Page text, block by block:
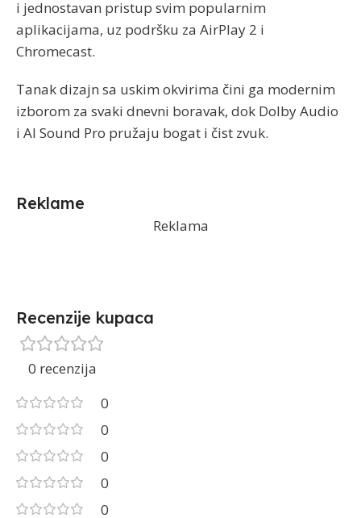
i jednostavan pristup svim popularnim
aplikacijama, uz podršku za AirPlay 2 i
Chromecast.
Tanak dizajn sa uskim okvirima čini ga modernim
izborom za svaki dnevni boravak, dok Dolby Audio
i AI Sound Pro pružaju bogat i čist zvuk.
Reklame
Reklama
Recenzije kupaca
0 recenzija
0
0
0
0
0